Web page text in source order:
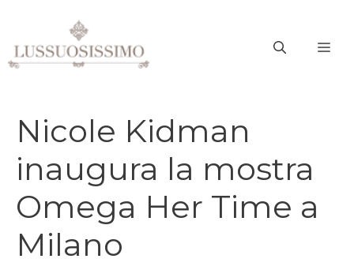
contenuto
Nicole Kidman
inaugura la mostra
Omega Her Time a
Milano